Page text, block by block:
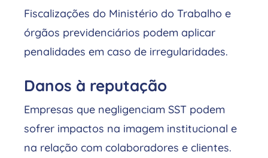
Fiscalizações do Ministério do Trabalho e
órgãos previdenciários podem aplicar
penalidades em caso de irregularidades.
Danos à reputação
Empresas que negligenciam SST podem
sofrer impactos na imagem institucional e
na relação com colaboradores e clientes.